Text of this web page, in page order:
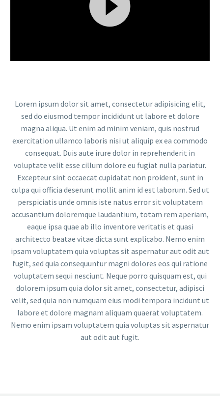
Lorem ipsum dolor sit amet, consectetur adipisicing elit,
sed do eiusmod tempor incididunt ut labore et dolore
magna aliqua. Ut enim ad minim veniam, quis nostrud
exercitation ullamco laboris nisi ut aliquip ex ea commodo
consequat. Duis aute irure dolor in reprehenderit in
voluptate velit esse cillum dolore eu fugiat nulla pariatur.
Excepteur sint occaecat cupidatat non proident, sunt in
culpa qui officia deserunt mollit anim id est laborum. Sed ut
perspiciatis unde omnis iste natus error sit voluptatem
accusantium doloremque laudantium, totam rem aperiam,
eaque ipsa quae ab illo inventore veritatis et quasi
architecto beatae vitae dicta sunt explicabo. Nemo enim
ipsam voluptatem quia voluptas sit aspernatur aut odit aut
fugit, sed quia consequuntur magni dolores eos qui ratione
voluptatem sequi nesciunt. Neque porro quisquam est, qui
dolorem ipsum quia dolor sit amet, consectetur, adipisci
velit, sed quia non numquam eius modi tempora incidunt ut
labore et dolore magnam aliquam quaerat voluptatem.
Nemo enim ipsam voluptatem quia voluptas sit aspernatur
aut odit aut fugit.